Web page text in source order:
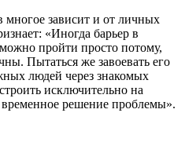
зависит и от личных
«Иногда барьер в
пройти просто потому,
Пытаться же завоевать его
людей через знакомых
исключительно на
решение проблемы».